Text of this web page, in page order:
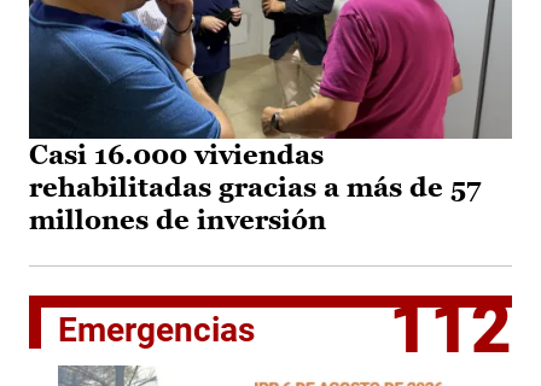
Casi 16.000 viviendas
rehabilitadas gracias a más de 57
millones de inversión
Emergencias 112